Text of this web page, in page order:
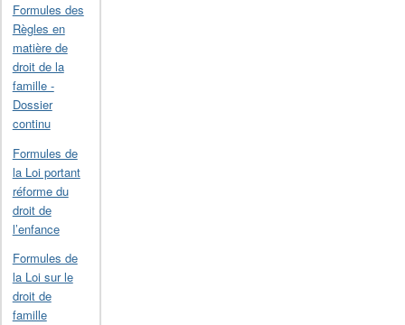
Formules des
Règles en
matière de
droit de la
famille -
Dossier
continu
Formules de
la Loi portant
réforme du
droit de
l’enfance
Formules de
la Loi sur le
droit de
famille